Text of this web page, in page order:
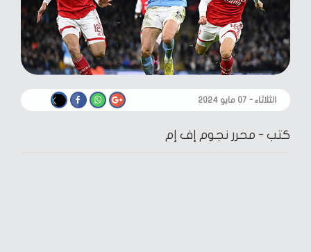
الثلاثاء - ٠٧ مايو ٢٠٢٤
كتب - محرر نجوم إف إم